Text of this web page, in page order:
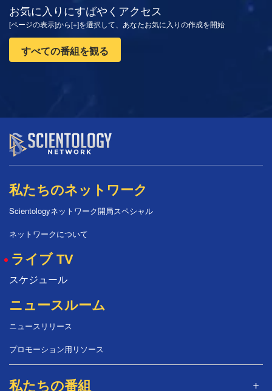
お気に入りにすばやくアクセス
[ページの表示]から[+]を選択して、あなたお気に入りの作成を開始
すべての番組を観る
私たちのネットワーク
Scientologyネットワーク開局スペシャル
ネットワークについて
ライブ TV
スケジュール
ニュースルーム
ニュースリリース
プロモーション用リソース
私たちの番組